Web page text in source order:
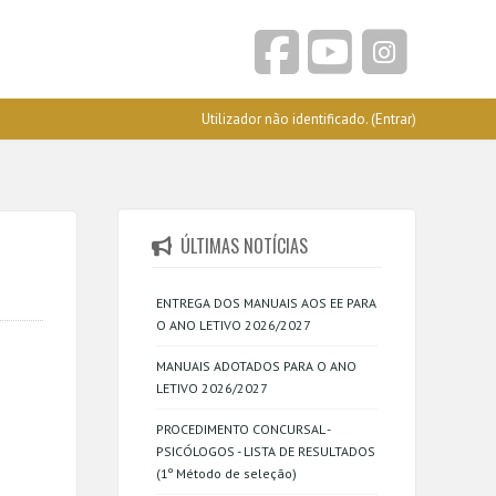
Utilizador não identificado. (Entrar)
ÚLTIMAS NOTÍCIAS
ENTREGA DOS MANUAIS AOS EE PARA
O ANO LETIVO 2026/2027
MANUAIS ADOTADOS PARA O ANO
LETIVO 2026/2027
PROCEDIMENTO CONCURSAL -
PSICÓLOGOS - LISTA DE RESULTADOS
(1º Método de seleção)